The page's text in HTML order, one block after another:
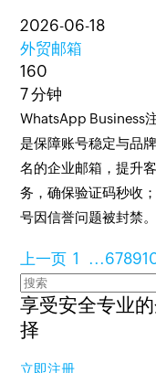
2026-06-18
外贸邮箱
160
7 分钟
WhatsApp Business
是保障账号稳定与品
名的企业邮箱，提升
务，确保验证码秒收
号因信誉问题被封禁。
上一页1 ...6789
享受安全专业
择
立即注册